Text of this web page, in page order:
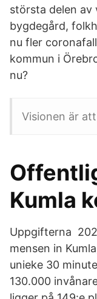
största delen av
bygdegård,
nu fler
kommun i
nu?
Visionen är
Kumla
Uppgifterna
mensen in
unieke 30
130.000